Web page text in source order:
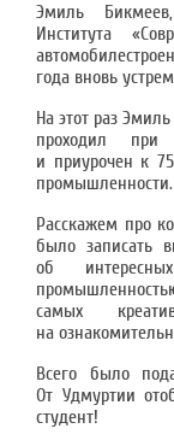
Эмиль
Института
года вновь
На этот раз
проходил при
и приурочен к
промышленности.
Расскажем про
было записать
об
самых
на
Всего было
От Удмуртии
студент!